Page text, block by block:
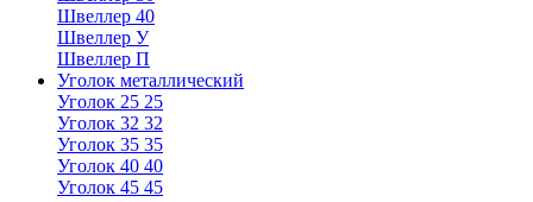
Швеллер 40
Швеллер У
Швеллер П
Уголок металлический
Уголок 25 25
Уголок 32 32
Уголок 35 35
Уголок 40 40
Уголок 45 45